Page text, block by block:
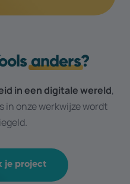
anders?
in een digitale wereld,
in onze werkwijze wordt
je project